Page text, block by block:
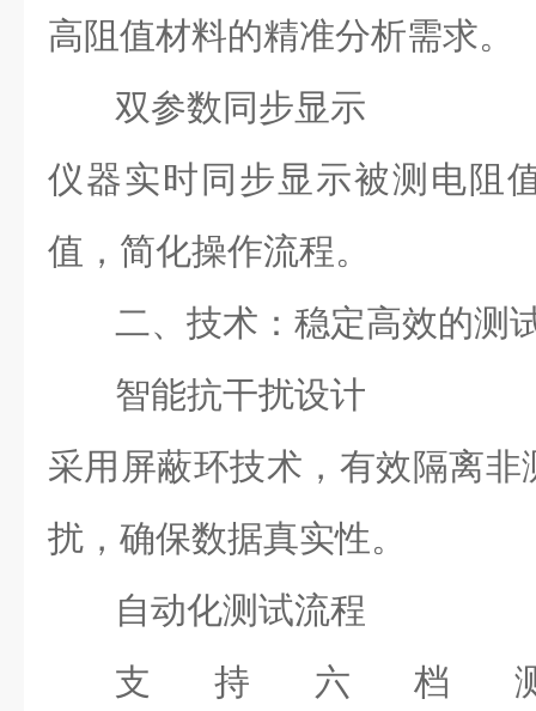
高阻值材料的精准分析需求。
双参数同步显示
仪器实时同步显示被测电阻
值，简化操作流程。
二、技术：稳定高效的测
智能抗干扰设计
采用屏蔽环技术，有效隔离
扰，确保数据真实性。
自动化测试流程
支持六档